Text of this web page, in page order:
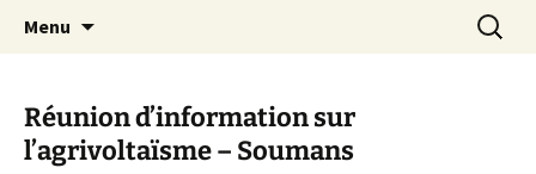
Le site du Collectif Stop Mines
23
Menu
Réunion d’information sur
l’agrivoltaïsme – Soumans